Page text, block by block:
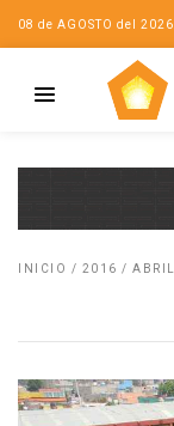
08 de AGOSTO del 2026
INICIO / 2016 / ABRIL